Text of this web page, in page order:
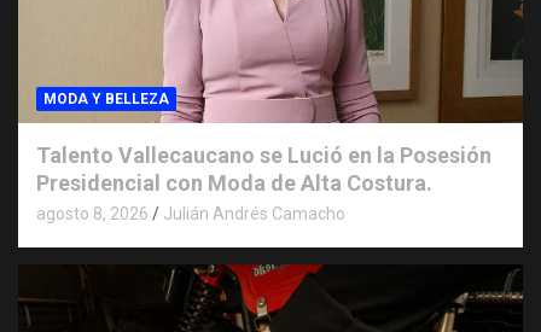
MODA Y BELLEZA
Talento Vallecaucano se Lució en la Posesión
Presidencial con Moda de Alta Costura.
agosto 8, 2026 Julián Andrés Camacho